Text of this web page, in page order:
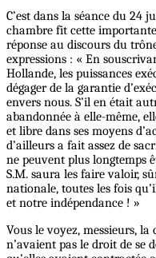
C’est dans la séance du 24
chambre fit cette
réponse au discours du
expressions : « En
Hollande, les puissances
dégager de la garantie
envers nous. S’il en était
abandonnée à elle-même,
et libre dans ses moyens
d’ailleurs a fait assez de
ne peuvent plus longtemps
S.M. saura les faire valoir,
nationale, toutes les fois
et notre indépendance ! »
Vous le voyez, messieurs,
n’avaient pas le droit de se